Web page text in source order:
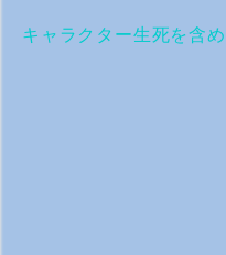
キャラクター生死を含